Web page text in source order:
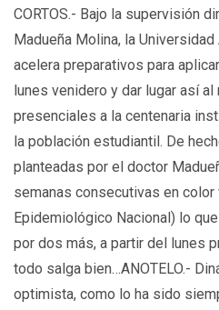
CORTOS.- Bajo la supervisión
Madueña Molina, la
acelera preparativos para
lunes venidero y dar lugar así
presenciales a la centenaria
la población estudiantil. De
planteadas por el doctor
semanas consecutivas en
Epidemiológico Nacional) lo
por dos más, a partir del lunes
todo salga bien…ANOTELO.-
optimista, como lo ha sido